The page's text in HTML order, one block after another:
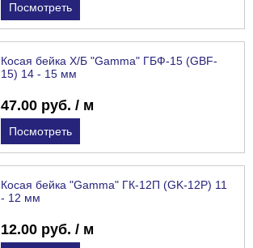
Посмотреть
Косая бейка Х/Б "Gamma" ГБФ-15 (GBF-
15) 14 - 15 мм
47.00 руб. / м
Посмотреть
Косая бейка "Gamma" ГК-12П (GK-12P) 11
- 12 мм
12.00 руб. / м